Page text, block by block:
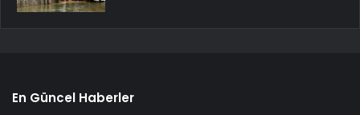
En Güncel Haberler